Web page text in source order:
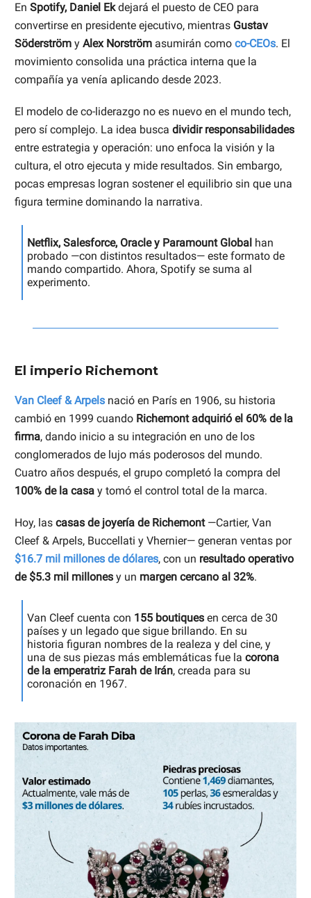
En Spotify, Daniel Ekdejará el puesto de CEO para
convertirse en presidente ejecutivo, mientras Gustav
Söderström y Alex Norström asumirán como co-CEOs. El
movimiento consolida una práctica interna que la
compañía ya venía aplicando desde 2023.
El modelo de co-liderazgo no es nuevo en el mundo tech,
pero sí complejo. La idea busca dividir responsabilidades
entre estrategia y operación: uno enfoca la visión y la
cultura, el otro ejecuta y mide resultados. Sin embargo,
pocas empresas logran sostener el equilibrio sin que una
figura termine dominando la narrativa.
Netflix, Salesforce, Oracle y Paramount Global han
probado —con distintos resultados— este formato de
mando compartido. Ahora, Spotify se suma al
experimento.
El imperio Richemont
Van Cleef & Arpels nació en París en 1906, su historia
cambió en 1999 cuando Richemont adquirió el 60% de la
firma, dando inicio a su integración en uno de los
conglomerados de lujo más poderosos del mundo.
Cuatro años después, el grupo completó la compra del
100% de la casa y tomó el control total de la marca.
Hoy, las casas de joyería de Richemont—Cartier, Van
Cleef & Arpels, Buccellati y Vhernier— generan ventas por
$16.7 mil millones de dólares, con un resultado operativo
de $5.3 mil millones y un margen cercano al 32%.
Van Cleef cuenta con 155 boutiques en cerca de 30
países y un legado que sigue brillando. En su
historia figuran nombres de la realeza y del cine, y
una de sus piezas más emblemáticas fue la corona
de la emperatriz Farah de Irán, creada para su
coronación en 1967.